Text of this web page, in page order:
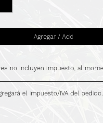
Agregar / Add
no incluyen impuesto, al
el impuesto/IVA del pedido.